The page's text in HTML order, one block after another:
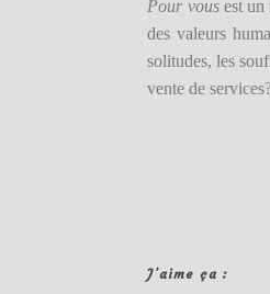
Pour vousest un
des valeurs
solitudes, les
vente de
J’aime ça :